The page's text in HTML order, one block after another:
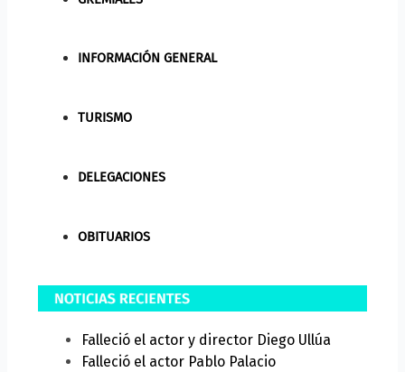
INFORMACIÓN GENERAL
TURISMO
DELEGACIONES
OBITUARIOS
Falleció el actor y director Diego Ullúa
Falleció el actor Pablo Palacio